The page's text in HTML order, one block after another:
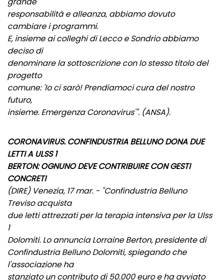
responsabilità e alleanza, abbiamo dovuto
cambiare i programmi.
E, insieme ai colleghi di Lecco e Sondrio abbiamo
deciso di
denominare la sottoscrizione con lo stesso titolo del
progetto
comune: 'Io ci sarò! Prendiamoci cura del nostro
futuro,
insieme. Emergenza Coronavirus'". (ANSA).
CORONAVIRUS. CONFINDUSTRIA BELLUNO DONA DUE
LETTI A ULSS 1
BERTON: OGNUNO DEVE CONTRIBUIRE CON GESTI
CONCRETI
(DIRE) Venezia, 17 mar. - "Confindustria Belluno
Treviso acquista
due letti attrezzati per la terapia intensiva per la Ulss
1
Dolomiti. Lo annuncia Lorraine Berton, presidente di
Confindustria Belluno Dolomiti, spiegando che
l'associazione ha
stanziato un contributo di 50.000 euro e ha avviato